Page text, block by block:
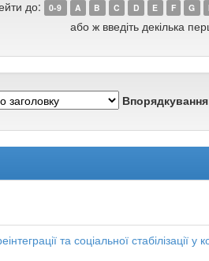
до: 0-9 A B C D E F G
або ж введіть декілька
та соціальної стабілізації у